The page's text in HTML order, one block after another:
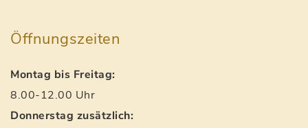
Öffnungszeiten
Montag bis Freitag:
8.00-12.00 Uhr
Donnerstag zusätzlich: